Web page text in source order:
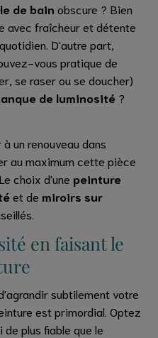
de bain obscure ? Bien
avec fraîcheur et détente
D'autre part,
vous pratique de
se raser ou se doucher)
de luminosité ?
un renouveau dans
au maximum cette pièce
choix d'une peinture
et de miroirs sur
en faisant le
subtilement votre
est primordial. Optez
de plus fiable que le